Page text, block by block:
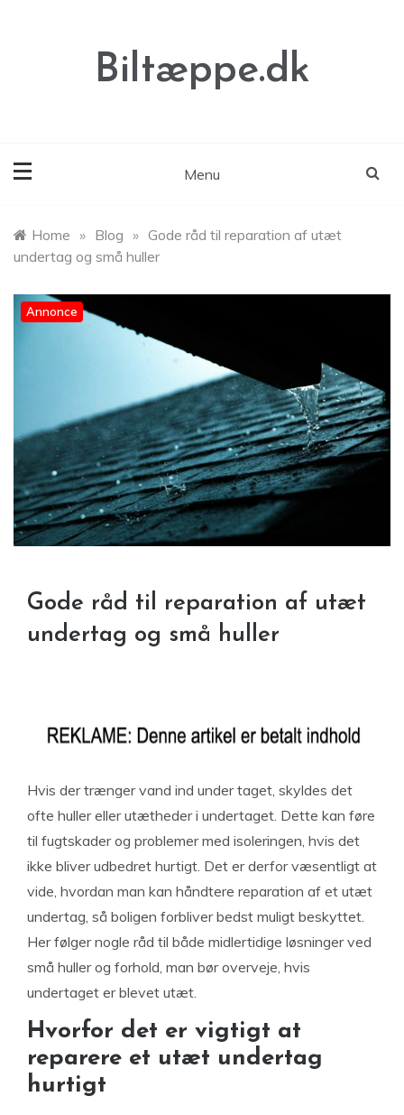
Biltæppe.dk
Menu
Home » Blog » Gode råd til reparation af utæt
undertag og små huller
Annonce
Gode råd til reparation af utæt
undertag og små huller
Hvis der trænger vand ind under taget, skyldes det
ofte huller eller utætheder i undertaget. Dette kan føre
til fugtskader og problemer med isoleringen, hvis det
ikke bliver udbedret hurtigt. Det er derfor væsentligt at
vide, hvordan man kan håndtere reparation af et utæt
undertag, så boligen forbliver bedst muligt beskyttet.
Her følger nogle råd til både midlertidige løsninger ved
små huller og forhold, man bør overveje, hvis
undertaget er blevet utæt.
Hvorfor det er vigtigt at
reparere et utæt undertag
hurtigt